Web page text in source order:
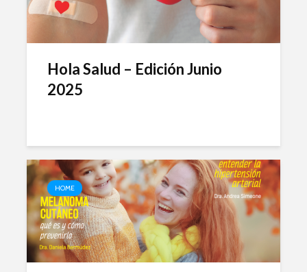
Hola Salud – Edición Junio
2025
HOME